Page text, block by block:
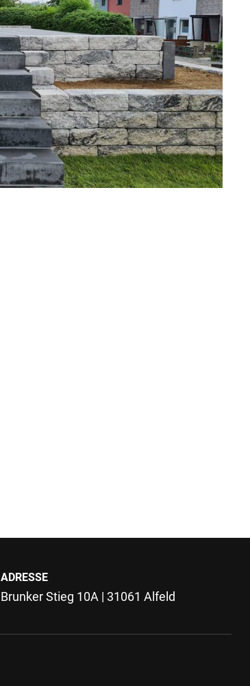
ADRESSE
Brunker Stieg 10A | 31061 Alfeld